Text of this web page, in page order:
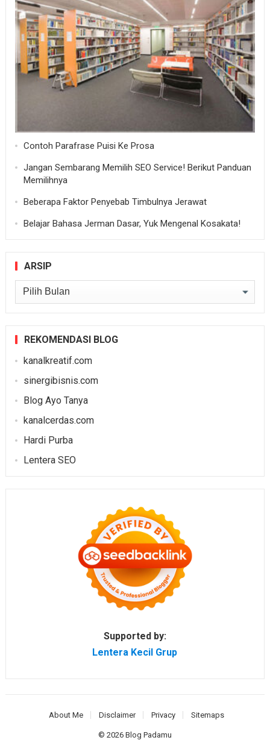
Contoh Parafrase Puisi Ke Prosa
Jangan Sembarang Memilih SEO Service! Berikut Panduan
Memilihnya
Beberapa Faktor Penyebab Timbulnya Jerawat
Belajar Bahasa Jerman Dasar, Yuk Mengenal Kosakata!
ARSIP
Arsip
REKOMENDASI BLOG
kanalkreatif.com
sinergibisnis.com
Blog Ayo Tanya
kanalcerdas.com
Hardi Purba
Lentera SEO
Supported by:
Lentera Kecil Grup
About Me Disclaimer Privacy Sitemaps
© 2026 Blog Padamu